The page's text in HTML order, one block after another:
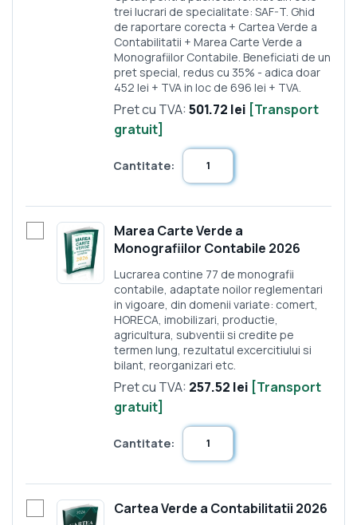
trei lucrari de specialitate: SAF-T. Ghid
de raportare corecta + Cartea Verde a
Contabilitatii + Marea Carte Verde a
Monografiilor Contabile. Beneficiati de un
pret special, redus cu 35% - adica doar
452 lei + TVA in loc de 696 lei + TVA.
Pret cu TVA:501.72 lei [Transport
gratuit]
Cantitate:
Marea Carte Verde a
Monografiilor Contabile 2026
Lucrarea contine 77 de monografii
contabile, adaptate noilor reglementari
in vigoare, din domenii variate: comert,
HORECA, imobilizari, productie,
agricultura, subventii si credite pe
termen lung, rezultatul excercitiului si
bilant, reorganizari etc.
Pret cu TVA: 257.52 lei [Transport
gratuit]
Cantitate:
Cartea Verde a Contabilitatii 2026